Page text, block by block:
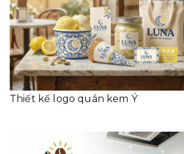
Thiết kế logo quán kem Ý